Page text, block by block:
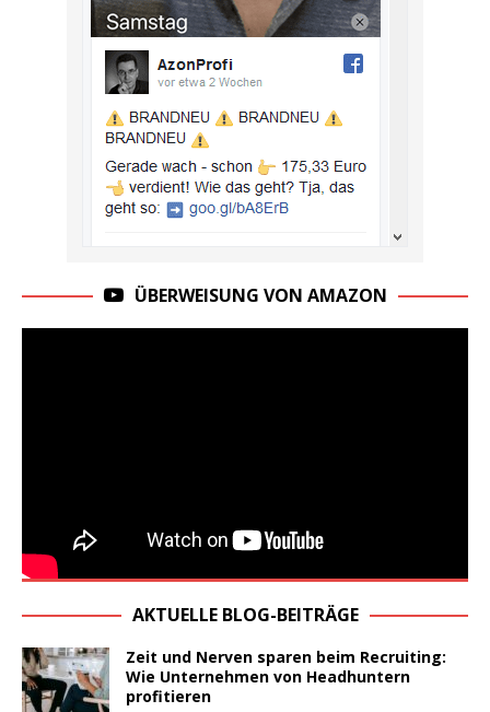
ÜBERWEISUNG VON AMAZON
AKTUELLE BLOG-BEITRÄGE
Zeit und Nerven sparen beim Recruiting:
Wie Unternehmen von Headhuntern
profitieren